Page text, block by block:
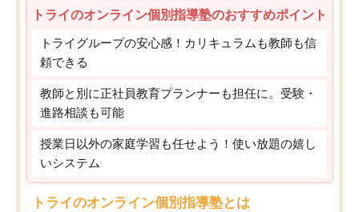
トライのオンライン個別指導塾のおすすめポイント
トライグループの安心感！カリキュラムも教師も信
頼できる
教師と別に正社員教育プランナーも担任に。受験・
進路相談も可能
授業日以外の家庭学習も任せよう！使い放題の嬉し
いシステム
トライのオンライン個別指導塾とは